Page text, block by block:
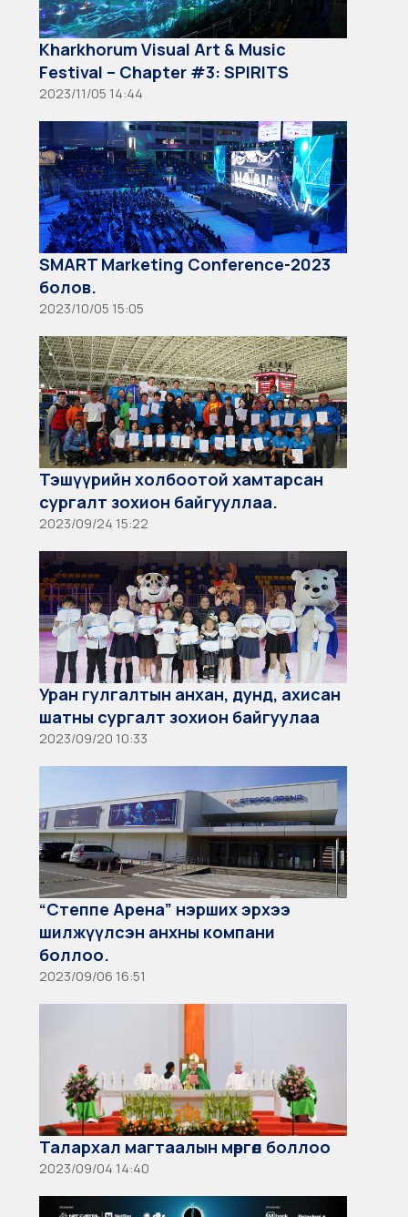
Kharkhorum Visual Art & Music
Festival – Chapter #3: SPIRITS
2023/11/05 14:44
SMART Marketing Conference-2023
болов.
2023/10/05 15:05
Тэшүүрийн холбоотой хамтарсан
сургалт зохион байгууллаа.
2023/09/24 15:22
Уран гулгалтын анхан, дунд, ахисан
шатны сургалт зохион байгуулаа
2023/09/20 10:33
“Степпе Арена” нэрших эрхээ
шилжүүлсэн анхны компани
боллоо.
2023/09/06 16:51
Талархал магтаалын мөргөл боллоо
2023/09/04 14:40